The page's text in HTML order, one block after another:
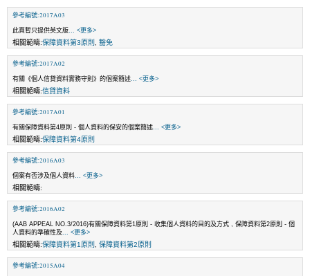
參考編號:2017A03
此頁暫只提供英文版 ... <更多>
相關範疇:保障資料第3原則 豁免
參考編號:2017A02
有關《個人信貸資料實務守則》的個案簡述 ... <更多>
相關範疇:信貸資料
參考編號:2017A01
有關保障資料第4原則 - 個人資料的保安的個案簡述 ... <更多>
相關範疇:保障資料第4原則
參考編號:2016A03
個案有否涉及個人資料 ... <更多>
相關範疇:
參考編號:2016A02
(AAB APPEAL NO.3/2016)有關保障資料第1原則 - 收集個人資料的目的及方式 , 保障資料第2原則 - 個
人資料的準確性及 ... <更多>
相關範疇:保障資料第1原則 保障資料第2原則
參考編號:2015A04